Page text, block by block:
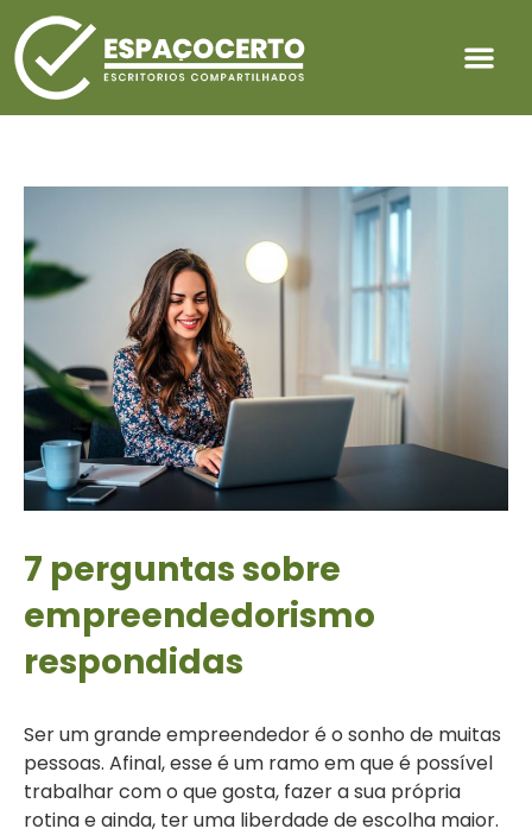
7 perguntas sobre
empreendedorismo
respondidas
Ser um grande empreendedor é o sonho de muitas
pessoas. Afinal, esse é um ramo em que é possível
trabalhar com o que gosta, fazer a sua própria
rotina e ainda, ter uma liberdade de escolha maior.